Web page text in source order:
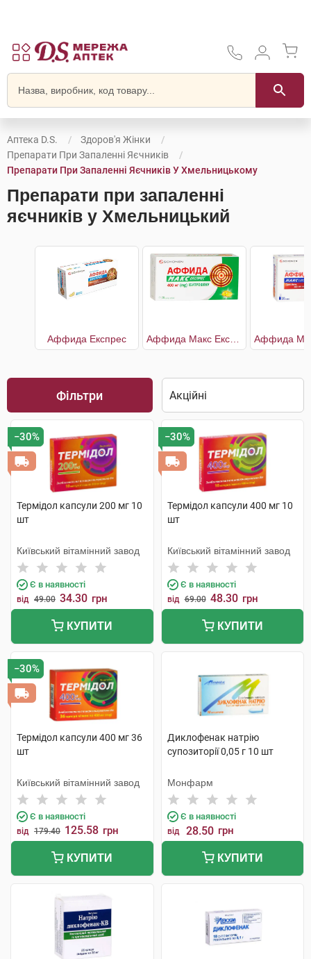
Аптека D.S.
Здоров'я Жінки
Препарати При Запаленні Яєчників
Препарати При Запаленні Яєчників У Хмельницькому
Препарати при запаленні
яєчників у Хмельницький
Аффида Експрес
Фільтри
−30%
Термідол капсули 200 мг 10
шт
Київський вітамінний завод
Є в наявності
від 49.00 34.30 грн
КУПИТИ
−30%
Термідол капсули 400 мг 10
шт
Київський вітамінний завод
Є в наявності
від 69.00 48.30 грн
КУПИТИ
−30%
Термідол капсули 400 мг 36
шт
Київський вітамінний завод
Є в наявності
від 179.40 125.58 грн
КУПИТИ
Диклофенак натрію
супозиторії 0,05 г 10 шт
Монфарм
Є в наявності
від 28.50 грн
КУПИТИ